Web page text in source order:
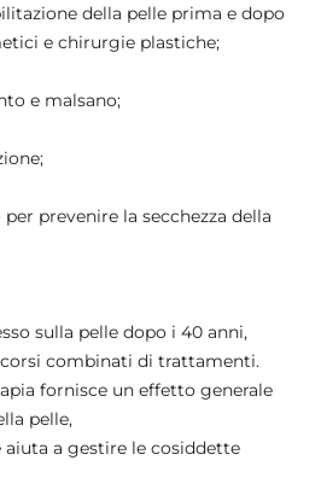
della pelle prima e dopo
e chirurgie plastiche;
e malsano;
prevenire la secchezza della
sulla pelle dopo i 40 anni,
combinati di trattamenti.
fornisce un effetto generale
pelle,
a gestire le cosiddette